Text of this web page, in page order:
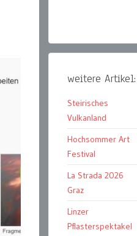
weitere Artikel:
Steirisches
Vulkanland
Hochsommer Art
Festival
La Strada 2026
Graz
Linzer
Pflasterspektakel